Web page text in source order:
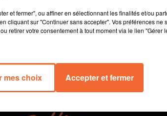
et fermer", ou affiner en sélectionnant les finalités et/ou
cliquant sur "Continuer sans accepter". Vos préférences ne
retirer votre consentement à tout moment via le lien "Gérer
mes choix Accepter et fermer